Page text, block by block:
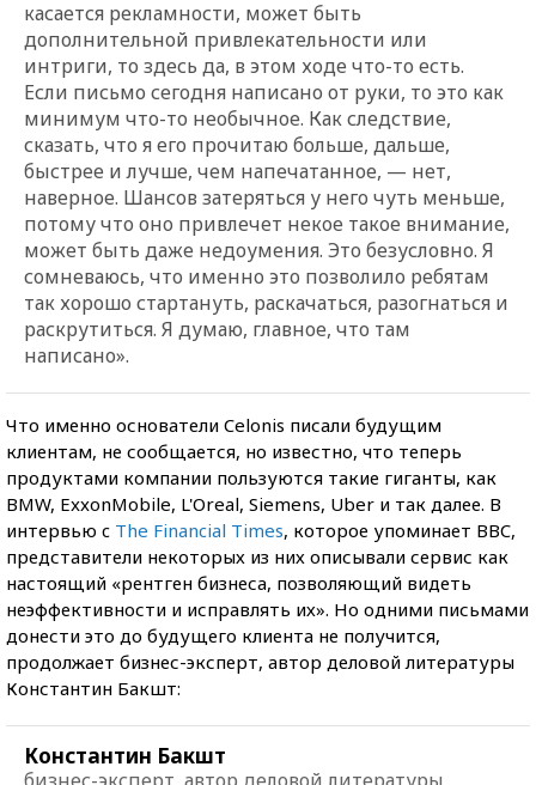
касается рекламности, может быть
дополнительной привлекательности или
интриги, то здесь да, в этом ходе что-то есть.
Если письмо сегодня написано от руки, то это как
минимум что-то необычное. Как следствие,
сказать, что я его прочитаю больше, дальше,
быстрее и лучше, чем напечатанное, — нет,
наверное. Шансов затеряться у него чуть меньше,
потому что оно привлечет некое такое внимание,
может быть даже недоумения. Это безусловно. Я
сомневаюсь, что именно это позволило ребятам
так хорошо стартануть, раскачаться, разогнаться и
раскрутиться. Я думаю, главное, что там
написано».
Что именно основатели Celonis писали будущим
клиентам, не сообщается, но известно, что теперь
продуктами компании пользуются такие гиганты, как
BMW, ExxonMobile, L'Oreal, Siemens, Uber и так далее. В
интервью c The Financial Times, которое упоминает BBC,
представители некоторых из них описывали сервис как
настоящий «рентген бизнеса, позволяющий видеть
неэффективности и исправлять их». Но одними письмами
донести это до будущего клиента не получится,
продолжает бизнес-эксперт, автор деловой литературы
Константин Бакшт:
Константин Бакшт